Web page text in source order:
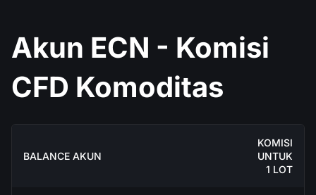
Akun ECN - Komisi
CFD Komoditas
BALANCE AKUN
KOMISI
UNTUK
1 LOT